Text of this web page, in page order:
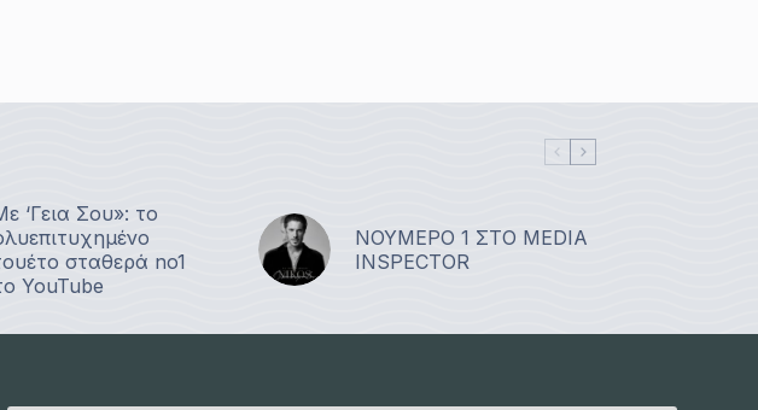
‘Γεια Σου»: το
σταθερά no1
YouTube
ΝΟΥΜΕΡΟ 1 ΣΤΟ MEDIA
INSPECTOR